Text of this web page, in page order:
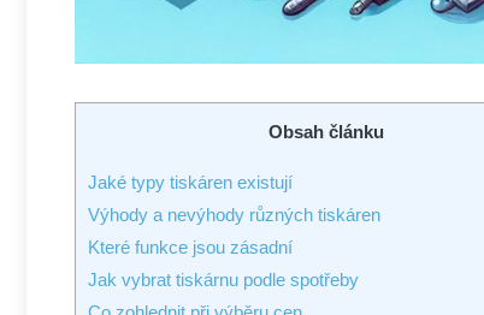
Obsah článku
Jaké typy tiskáren existují
Výhody a nevýhody různých tiskáren
Které funkce jsou zásadní
Jak vybrat tiskárnu podle spotřeby